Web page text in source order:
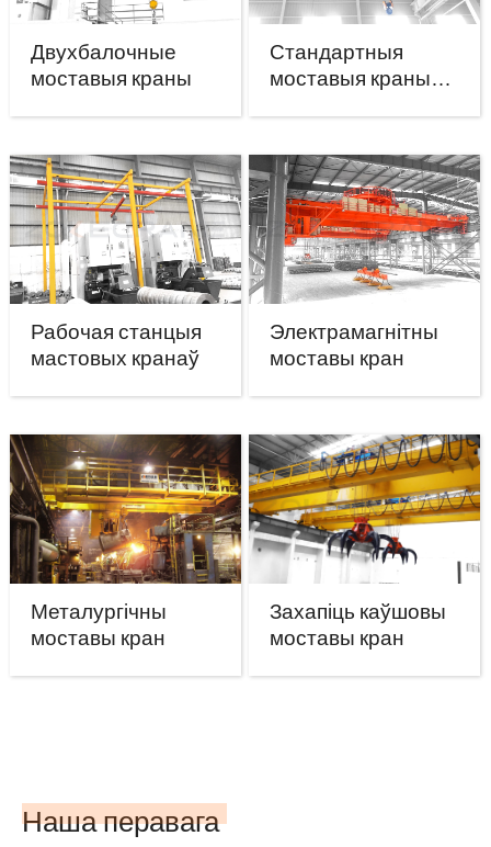
Двухбалочные
моставыя краны
Стандартныя
моставыя краны
Рабочая станцыя
мастовых кранаў
Электрамагнітны
моставы кран
Металургічны
моставы кран
Захапіць каўшовы
моставы кран
Наша перавага